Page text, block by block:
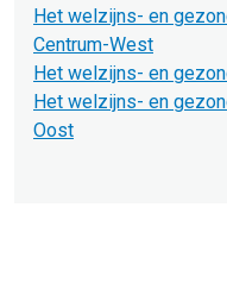
Het welzijns- en
Centrum-West
Het welzijns- en
Het welzijns- en
Oost